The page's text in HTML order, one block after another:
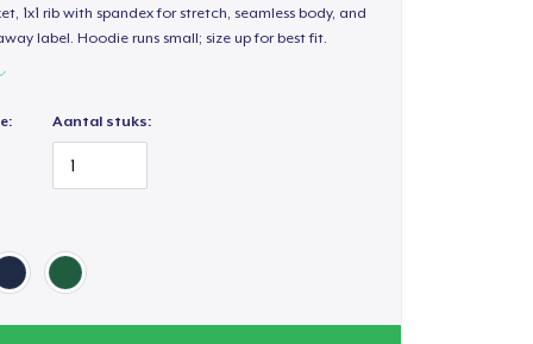
1x1 rib with spandex for stretch, seamless body, and
label. Hoodie runs small; size up for best fit.
Aantal stuks: